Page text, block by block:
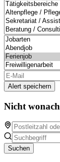
Alert speichern
Nicht
Suchen